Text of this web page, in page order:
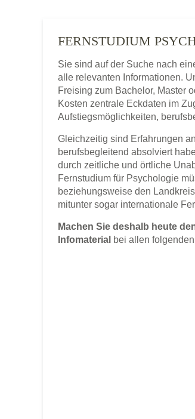
FERNSTUDIUM
Sie sind auf der Suche nach
alle relevanten Informationen.
Freising zum Bachelor, Master
Kosten zentrale Eckdaten im
Aufstiegsmöglichkeiten,
Gleichzeitig sind Erfahrungen
berufsbegleitend absolviert
durch zeitliche und örtliche
Fernstudium für Psychologie
beziehungsweise den
mitunter sogar internationale
Machen Sie deshalb heute
Infomaterial bei allen